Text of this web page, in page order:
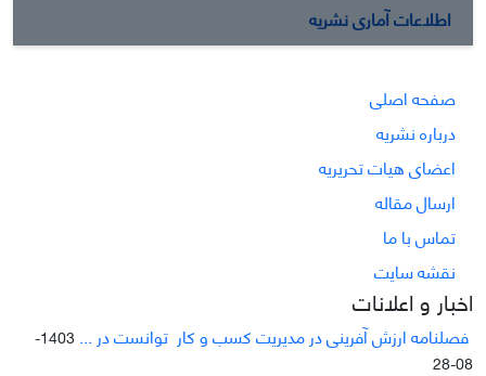
اطلاعات آماری نشریه
صفحه اصلی
درباره نشریه
اعضای هیات تحریریه
ارسال مقاله
تماس با ما
نقشه سایت
اخبار و اعلانات
فصلنامه ارزش آفرینی در مدیریت کسب و کار توانست در ...
1403-
08-28